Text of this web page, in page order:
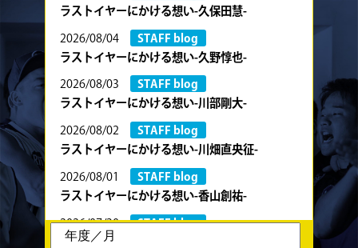
ラストイヤーにかける想い-久保田慧-
2026/08/04
STAFF blog
ラストイヤーにかける想い-久野惇也-
2026/08/03
STAFF blog
ラストイヤーにかける想い-川部剛大-
2026/08/02
STAFF blog
ラストイヤーにかける想い-川畑直央征-
2026/08/01
STAFF blog
ラストイヤーにかける想い-香山創祐-
2026/07/30
STAFF blog
ラストイヤーにかける想い-金本亮斗-